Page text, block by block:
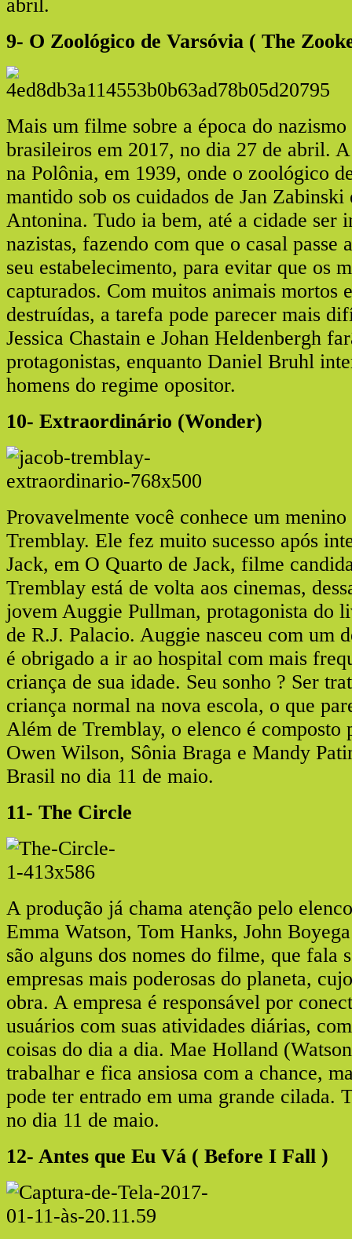
abril.
9- O Zoológico de Varsóvia ( The
Mais um filme sobre a época do nazismo
brasileiros em 2017, no dia 27 de abril.
na Polônia, em 1939, onde o zoológico
mantido sob os cuidados de Jan Zabinski
Antonina. Tudo ia bem, até a cidade ser
nazistas, fazendo com que o casal passe
seu estabelecimento, para evitar que os
capturados. Com muitos animais mortos
destruídas, a tarefa pode parecer mais
Jessica Chastain e Johan Heldenbergh
protagonistas, enquanto Daniel Bruhl
homens do regime opositor.
10- Extraordinário (Wonder)
Provavelmente você conhece um menino
Tremblay. Ele fez muito sucesso após
Jack, em O Quarto de Jack, filme
Tremblay está de volta aos cinemas,
jovem Auggie Pullman, protagonista do
de R.J. Palacio. Auggie nasceu com um
é obrigado a ir ao hospital com mais
criança de sua idade. Seu sonho ? Ser
criança normal na nova escola, o que
Além de Tremblay, o elenco é composto
Owen Wilson, Sônia Braga e Mandy
Brasil no dia 11 de maio.
11- The Circle
A produção já chama atenção pelo
Emma Watson, Tom Hanks, John
são alguns dos nomes do filme, que fala
empresas mais poderosas do planeta,
obra. A empresa é responsável por
usuários com suas atividades diárias,
coisas do dia a dia. Mae Holland
trabalhar e fica ansiosa com a chance,
pode ter entrado em uma grande cilada.
no dia 11 de maio.
12- Antes que Eu Vá ( Before I Fall )